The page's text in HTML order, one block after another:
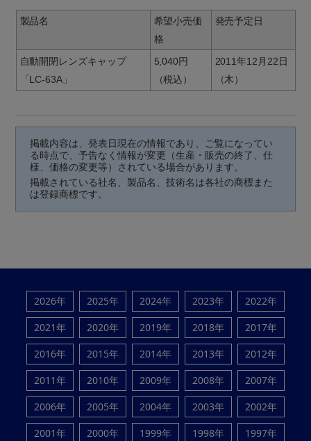
製品名
希望小売価
格
発売予定日
自動開閉レンズキャップ
「LC-63A」
5,040円
（税込）
2011年12月22日
（木）
掲載内容は、発表日現在の情報であり、ご覧になってい
る時点で、予告なく情報が変更（生産・販売の終了、仕
様、価格の変更等）されている場合があります。
掲載されている社名、製品名、技術名は各社の商標また
は登録商標です。
2026年 2025年 2024年 2023年
2022年
2021年
2020年 2019年 2018年
2017年
2016年
2015年 2014年 2013年
2012年
2011年
2010年 2009年 2008年
2007年
2006年
2005年 2004年 2003年
2002年
2001年
2000年 1999年 1998年
1997年